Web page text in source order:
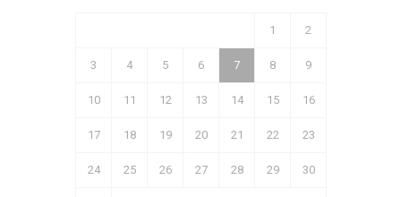
1 2
3 4 5 6 7 8 9
10 11 12 13 14 15 16
17 18 19 20 21 22 23
24 25 26 27 28 29 30